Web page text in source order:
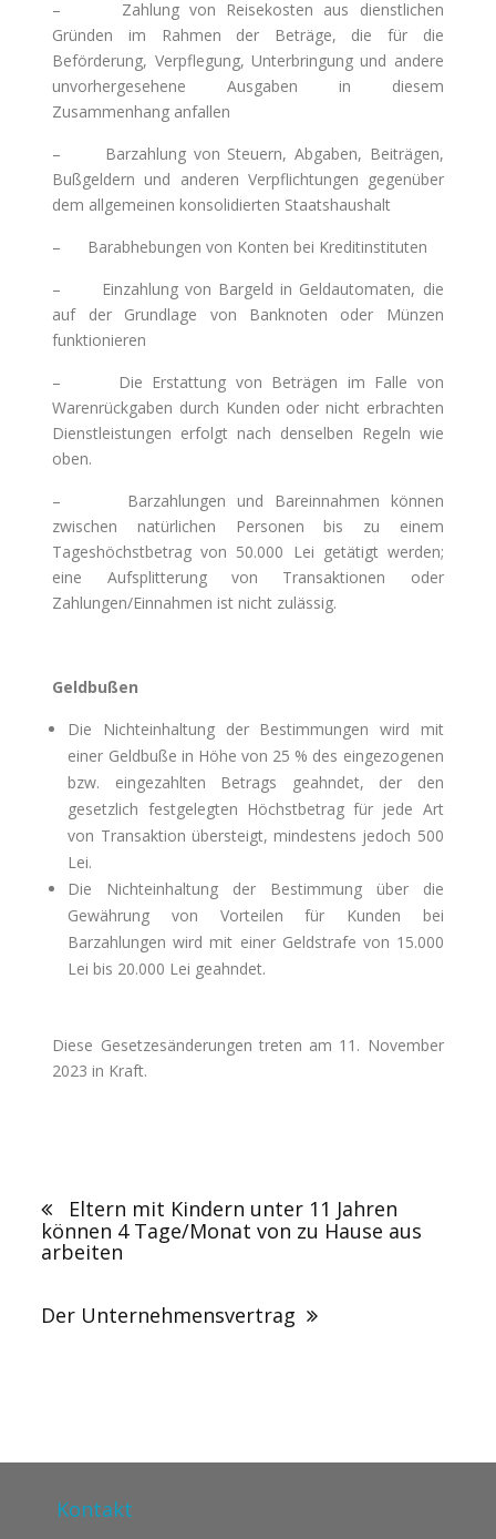
– Zahlung von Reisekosten aus dienstlichen
Gründen im Rahmen der Beträge, die für die
Beförderung, Verpflegung, Unterbringung und andere
unvorhergesehene Ausgaben in diesem
Zusammenhang anfallen
– Barzahlung von Steuern, Abgaben, Beiträgen,
Bußgeldern und anderen Verpflichtungen gegenüber
dem allgemeinen konsolidierten Staatshaushalt
– Barabhebungen von Konten bei Kreditinstituten
– Einzahlung von Bargeld in Geldautomaten, die
auf der Grundlage von Banknoten oder Münzen
funktionieren
– Die Erstattung von Beträgen im Falle von
Warenrückgaben durch Kunden oder nicht erbrachten
Dienstleistungen erfolgt nach denselben Regeln wie
oben.
– Barzahlungen und Bareinnahmen können
zwischen natürlichen Personen bis zu einem
Tageshöchstbetrag von 50.000 Lei getätigt werden;
eine Aufsplitterung von Transaktionen oder
Zahlungen/Einnahmen ist nicht zulässig.
Geldbußen
Die Nichteinhaltung der Bestimmungen wird mit
einer Geldbuße in Höhe von 25 % des eingezogenen
bzw. eingezahlten Betrags geahndet, der den
gesetzlich festgelegten Höchstbetrag für jede Art
von Transaktion übersteigt, mindestens jedoch 500
Lei.
Die Nichteinhaltung der Bestimmung über die
Gewährung von Vorteilen für Kunden bei
Barzahlungen wird mit einer Geldstrafe von 15.000
Lei bis 20.000 Lei geahndet.
Diese Gesetzesänderungen treten am 11. November
2023 in Kraft.
Eltern mit Kindern unter 11 Jahren
können 4 Tage/Monat von zu Hause aus
arbeiten
Der Unternehmensvertrag
Kontakt